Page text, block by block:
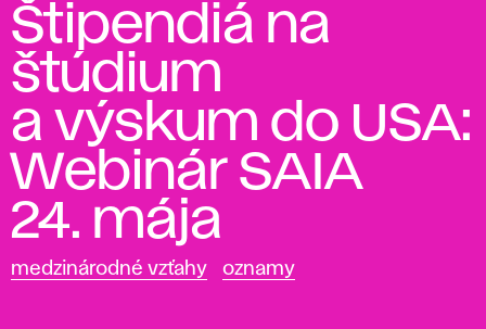
Štipendiá na
štúdium
a výskum do USA:
Webinár SAIA
24. mája
medzinárodné vzťahy oznamy